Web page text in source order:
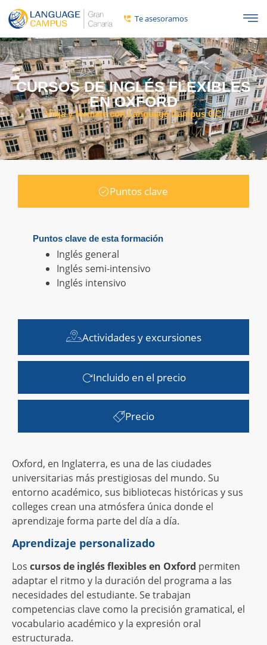
Te asesoramos
CURSOS DE INGLÉS FLEXIBLES
EN OXFORD
Viaja y fórmate con Language Campus GC
Puntos clave
Actividades y excursiones
Incluido en el precio
Precio
Puntos clave de esta formación
Inglés general
Inglés semi-intensivo
Inglés intensivo
Oxford, en Inglaterra, es una de las ciudades
universitarias más prestigiosas del mundo. Su
entorno académico, sus bibliotecas históricas y sus
colleges crean una atmósfera única donde el
aprendizaje forma parte del día a día.
Aprendizaje personalizado
Los cursos de inglés flexibles en Oxford permiten
adaptar el ritmo y la duración del programa a las
necesidades del estudiante. Se trabajan
competencias clave como la precisión gramatical, el
vocabulario académico y la expresión oral
estructurada.